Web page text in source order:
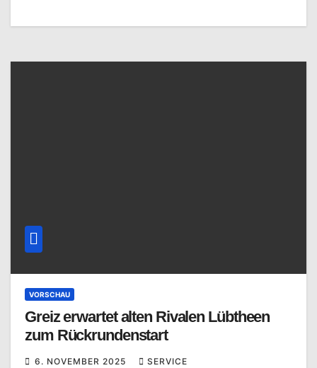
VORSCHAU
Greiz erwartet alten Rivalen Lübtheen
zum Rückrundenstart
6. NOVEMBER 2025 SERVICE